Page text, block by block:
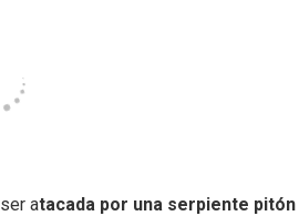
atacada por una serpiente pitón